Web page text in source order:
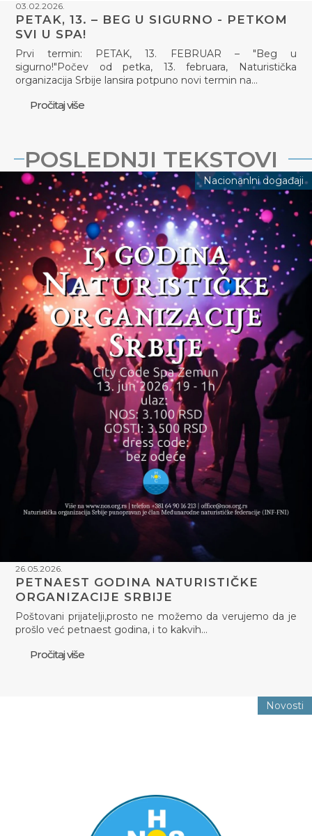
03.02.2026.
PETAK, 13. – BEG U SIGURNO - PETKOM
SVI U SPA!
Prvi termin: PETAK, 13. FEBRUAR – "Beg u
sigurno!"Počev od petka, 13. februara, Naturistička
organizacija Srbije lansira potpuno novi termin na…
Pročitaj više
POSLEDNJI TEKSTOVI
Nacionanlni događaji
26.05.2026.
PETNAEST GODINA NATURISTIČKE
ORGANIZACIJE SRBIJE
Poštovani prijatelji,prosto ne možemo da verujemo da je
prošlo već petnaest godina, i to kakvih…
Pročitaj više
Novosti